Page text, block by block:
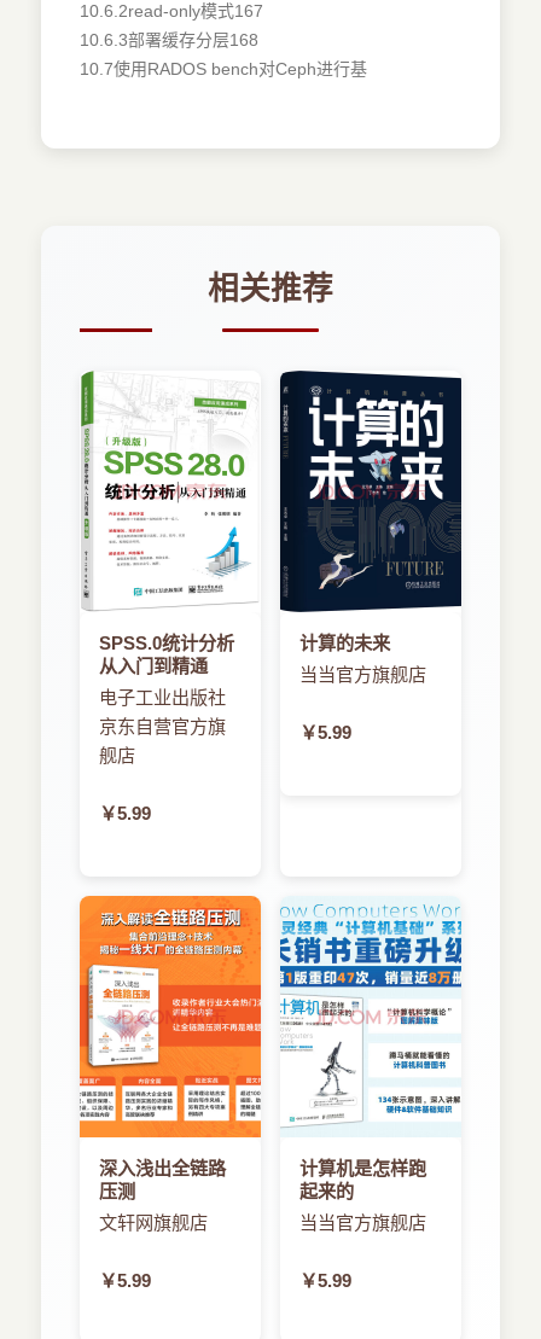
10.6.2read-only模式167
10.6.3部署缓存分层168
10.7使用RADOS bench对Ceph进行基
相关推荐
SPSS.0统计分析
从入门到精通
电子工业出版社
京东自营官方旗
舰店
￥5.99
计算的未来
当当官方旗舰店
￥5.99
深入浅出全链路
压测
文轩网旗舰店
￥5.99
计算机是怎样跑
起来的
当当官方旗舰店
￥5.99